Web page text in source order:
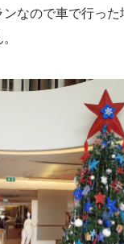
ンなので車で行った